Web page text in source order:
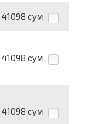
41098 сум
41098 сум
41098 сум